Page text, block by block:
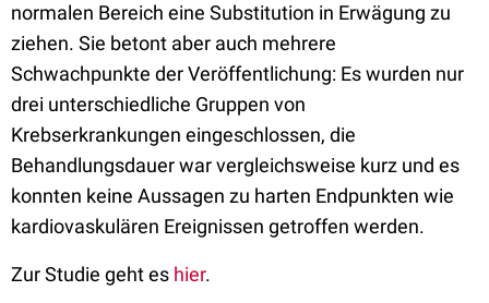
normalen Bereich eine Substitution in Erwägung zu
ziehen. Sie betont aber auch mehrere
Schwachpunkte der Veröffentlichung: Es wurden nur
drei unterschiedliche Gruppen von
Krebserkrankungen eingeschlossen, die
Behandlungsdauer war vergleichsweise kurz und es
konnten keine Aussagen zu harten Endpunkten wie
kardiovaskulären Ereignissen getroffen werden.
Zur Studie geht es hier.